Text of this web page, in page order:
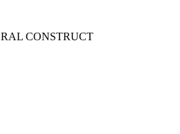
CONSTRUCT